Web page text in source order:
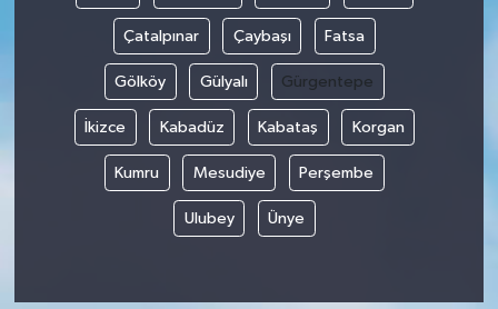
Çatalpınar Çaybaşı Fatsa
Gölköy Gülyalı Gürgentepe
İkizce Kabadüz Kabataş Korgan
Kumru Mesudiye Perşembe
Ulubey Ünye